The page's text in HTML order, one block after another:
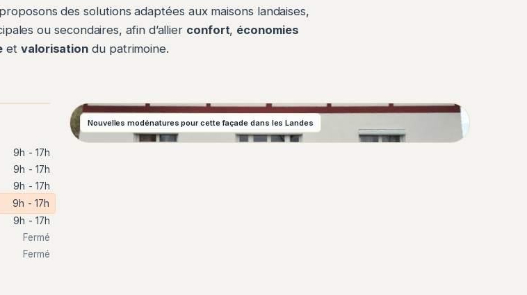
des solutions adaptées aux maisons landaises,
ou secondaires, afin d’allier confort, économies
etvalorisation du patrimoine.
9h - 17h
9h - 17h
9h - 17h
9h - 17h
9h - 17h
Fermé
Fermé
Nouvelles modénatures pour cette façade dans les Landes